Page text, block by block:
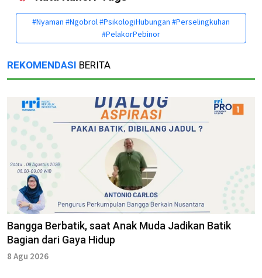
#Nyaman #Ngobrol #PsikologiHubungan #Perselingkuhan
#PelakorPebinor
REKOMENDASI BERITA
Bangga Berbatik, saat Anak Muda Jadikan Batik
Bagian dari Gaya Hidup
8 Agu 2026